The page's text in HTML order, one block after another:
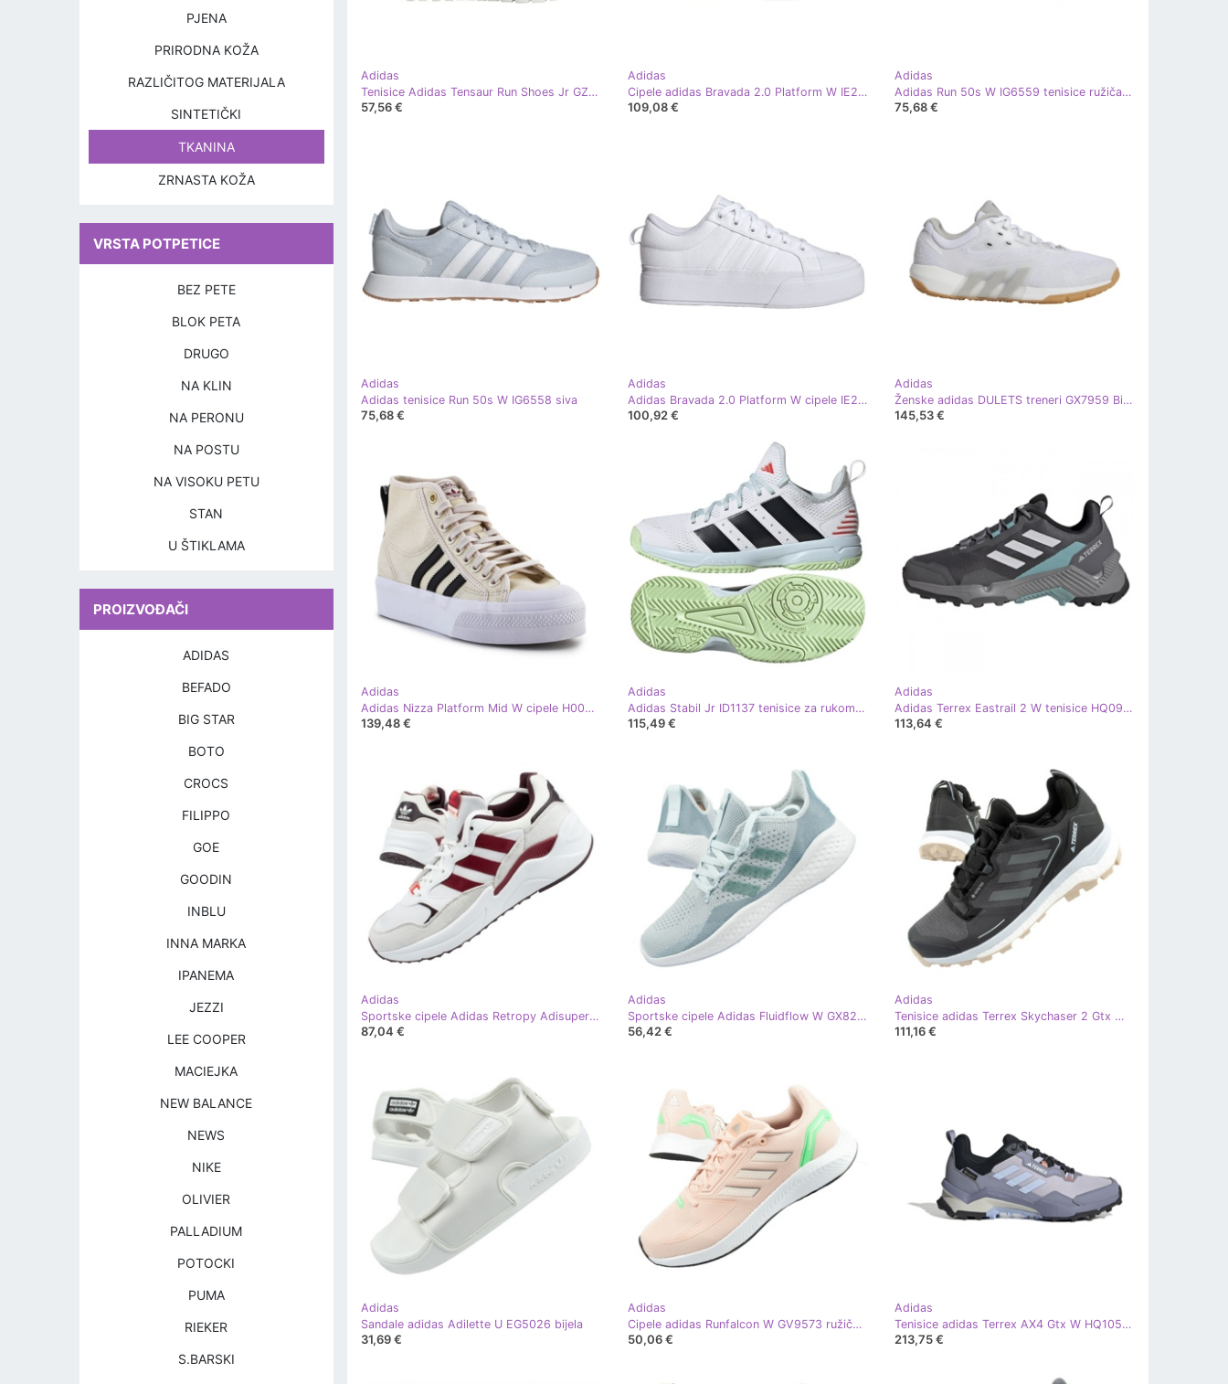
Adidas
Tenisice Adidas Tensaur Run Shoes Jr GZ3428 ružičasta
57,56 €
Adidas
Cipele adidas Bravada 2.0 Platform W IE2310 crna
109,08 €
Adidas
Adidas Run 50s W IG6559 tenisice ružičasta
75,68 €
Adidas
Adidas tenisice Run 50s W IG6558 siva
75,68 €
Adidas
Adidas Bravada 2.0 Platform W cipele IE2309 bijela
100,92 €
Adidas
Ženske adidas DULETS treneri GX7959 Bijele sportske cipele bijela
145,53 €
Adidas
Adidas Nizza Platform Mid W cipele H00641 bež
139,48 €
Adidas
Adidas Stabil Jr ID1137 tenisice za rukomet bijela
115,49 €
Adidas
Adidas Terrex Eastrail 2 W tenisice HQ0936 siva
113,64 €
Adidas
Sportske cipele Adidas Retropy Adisuper W GY1901 bijela
87,04 €
Adidas
Sportske cipele Adidas Fluidflow W GX8288 plava
56,42 €
Adidas
Tenisice adidas Terrex Skychaser 2 Gtx W FW2994 crna
111,16 €
Adidas
Sandale adidas Adilette U EG5026 bijela
31,69 €
Adidas
Cipele adidas Runfalcon W GV9573 ružičasta
50,06 €
Adidas
Tenisice adidas Terrex AX4 Gtx W HQ1052 siva
213,75 €
PJENA
PRIRODNA KOŽA
RAZLIČITOG MATERIJALA
SINTETIČKI
TKANINA
ZRNASTA KOŽA
VRSTA POTPETICE
BEZ PETE
BLOK PETA
DRUGO
NA KLIN
NA PERONU
NA POSTU
NA VISOKU PETU
STAN
U ŠTIKLAMA
PROIZVOĐAČI
ADIDAS
BEFADO
BIG STAR
BOTO
CROCS
FILIPPO
GOE
GOODIN
INBLU
INNA MARKA
IPANEMA
JEZZI
LEE COOPER
MACIEJKA
NEW BALANCE
NEWS
NIKE
OLIVIER
PALLADIUM
POTOCKI
PUMA
RIEKER
S.BARSKI